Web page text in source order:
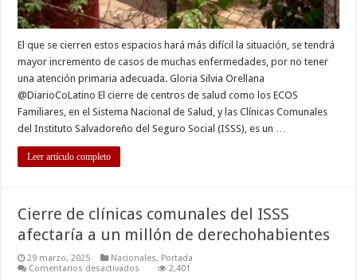
El que se cierren estos espacios hará más difícil la situación, se tendrá
mayor incremento de casos de muchas enfermedades, por no tener
una atención primaria adecuada. Gloria Silvia Orellana
@DiarioCoLatino El cierre de centros de salud como los ECOS
Familiares, en el Sistema Nacional de Salud, y las Clínicas Comunales
del Instituto Salvadoreño del Seguro Social (ISSS), es un …
Leer artículo completo
Cierre de clínicas comunales del ISSS
afectaría a un millón de derechohabientes
29 marzo, 2025 Nacionales, Portada
Comentarios desactivados
2,401